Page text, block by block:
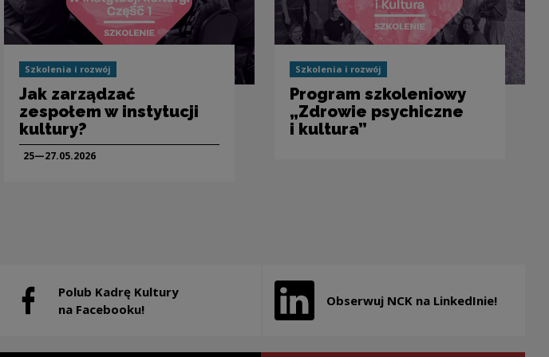
Szkolenia i rozwój
Jak zarządzać
zespołem w instytucji
kultury?
25—27.05.2026
Szkolenia i rozwój
Program szkoleniowy
„Zdrowie psychiczne
i kultura”
Polub Kadrę Kultury
na Facebooku!
Note, the link will open in a new window Obserwuj NCK na LinkedInie!
Note, the link will open in a new window